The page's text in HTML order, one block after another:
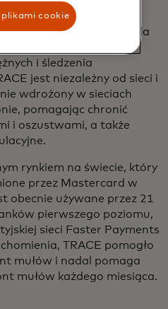
na poziomie sieci dla
w celu proaktywnej
i śledzenia
jest niezależny od sieci i
wdrożony w sieciach
pomagając chronić
i oszustwami, a także
rynkiem na świecie, który
przez Mastercard w
obecnie używane przez 21
pierwszego poziomu,
sieci Faster Payments
TRACE pomogło
mułów i nadal pomaga
mułów każdego miesiąca.
cookie